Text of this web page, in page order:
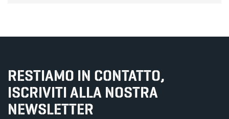
RESTIAMO IN CONTATTO,
ISCRIVITI ALLA NOSTRA
NEWSLETTER